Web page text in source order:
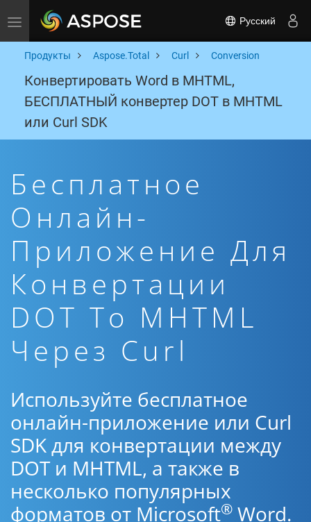
Toggle navigation Русский
Продукты Aspose.Total Curl Conversion
Конвертировать Word в MHTML,
БЕСПЛАТНЫЙ конвертер DOT в MHTML
или Curl SDK
Бесплатное
Онлайн-
Приложение Для
Конвертации
DOT To MHTML
Через Curl
Используйте бесплатное
онлайн-приложение или Curl
SDK для конвертации между
DOT и MHTML, а также в
несколько популярных
форматов от Microsoft® Word.